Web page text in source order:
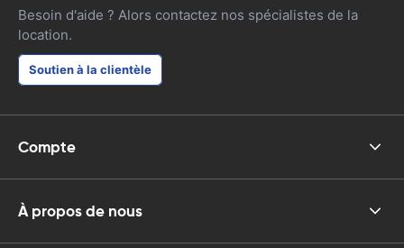
Besoin d'aide ? Alors contactez nos spécialistes de la
location.
Soutien à la clientèle
Compte
À propos de nous